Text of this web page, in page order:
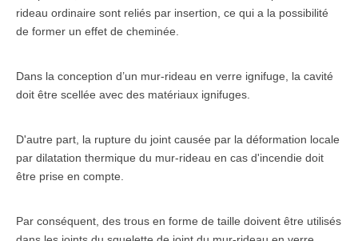
rideau ordinaire sont reliés par insertion, ce qui a la possibilité
de former un effet de cheminée.
Dans la conception d’un mur-rideau en verre ignifuge, la cavité
doit être scellée avec des matériaux ignifuges.
D'autre part, la rupture du joint causée par la déformation locale
par dilatation thermique du mur-rideau en cas d'incendie doit
être prise en compte.
Par conséquent, des trous en forme de taille doivent être utilisés